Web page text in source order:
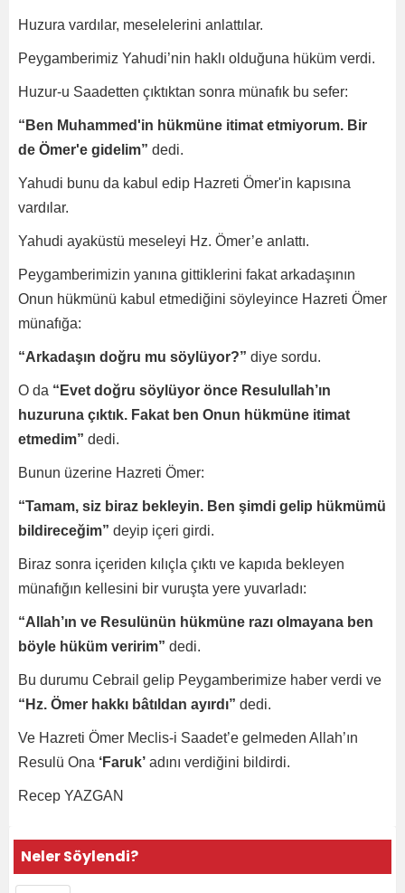
Huzura vardılar, meselelerini anlattılar.
Peygamberimiz Yahudi’nin haklı olduğuna hüküm verdi.
Huzur-u Saadetten çıktıktan sonra münafık bu sefer:
“Ben Muhammed'in hükmüne itimat etmiyorum. Bir
de Ömer'e gidelim” dedi.
Yahudi bunu da kabul edip Hazreti Ömer'in kapısına
vardılar.
Yahudi ayaküstü meseleyi Hz. Ömer’e anlattı.
Peygamberimizin yanına gittiklerini fakat arkadaşının
Onun hükmünü kabul etmediğini söyleyince Hazreti Ömer
münafığa:
“Arkadaşın doğru mu söylüyor?” diye sordu.
O da “Evet doğru söylüyor önce Resulullah’ın
huzuruna çıktık. Fakat ben Onun hükmüne itimat
etmedim” dedi.
Bunun üzerine Hazreti Ömer:
“Tamam, siz biraz bekleyin. Ben şimdi gelip hükmümü
bildireceğim” deyip içeri girdi.
Biraz sonra içeriden kılıçla çıktı ve kapıda bekleyen
münafığın kellesini bir vuruşta yere yuvarladı:
“Allah’ın ve Resulünün hükmüne razı olmayana ben
böyle hüküm veririm” dedi.
Bu durumu Cebrail gelip Peygamberimize haber verdi ve
“Hz. Ömer hakkı bâtıldan ayırdı” dedi.
Ve Hazreti Ömer Meclis-i Saadet’e gelmeden Allah’ın
Resulü Ona ‘Faruk’ adını verdiğini bildirdi.
Recep YAZGAN
Neler Söylendi?